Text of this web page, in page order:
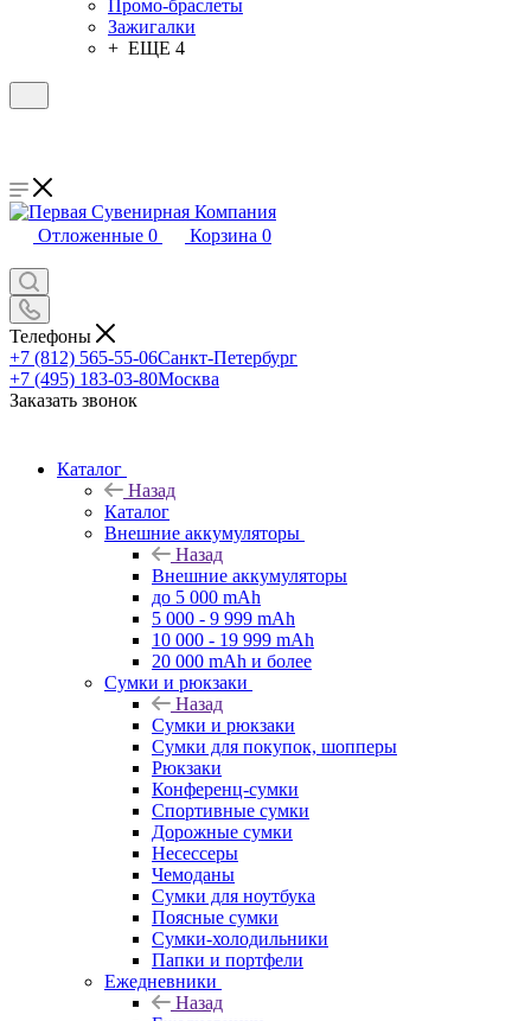
Промо-браслеты
Зажигалки
+ ЕЩЕ 4
Отложенные 0 Корзина 0
Телефоны
+7 (812) 565-55-06Санкт-Петербург
+7 (495) 183-03-80Москва
Заказать звонок
Каталог
Назад
Каталог
Внешние аккумуляторы
Назад
Внешние аккумуляторы
до 5 000 mAh
5 000 - 9 999 mAh
10 000 - 19 999 mAh
20 000 mAh и более
Сумки и рюкзаки
Назад
Сумки и рюкзаки
Сумки для покупок, шопперы
Рюкзаки
Конференц-сумки
Спортивные сумки
Дорожные сумки
Несессеры
Чемоданы
Сумки для ноутбука
Поясные сумки
Сумки-холодильники
Папки и портфели
Ежедневники
Назад